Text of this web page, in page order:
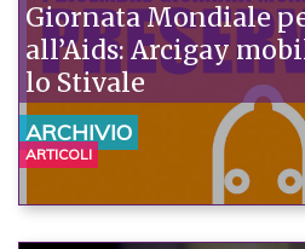
Giornata Mondiale
all’Aids: Arcigay
lo Stivale
ARCHIVIO
ARTICOLI